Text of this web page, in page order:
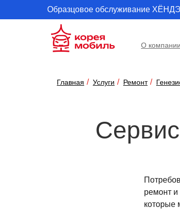
Образцовое обслуживание
О компании
Главная Услуги Ремонт
ремонт
которые